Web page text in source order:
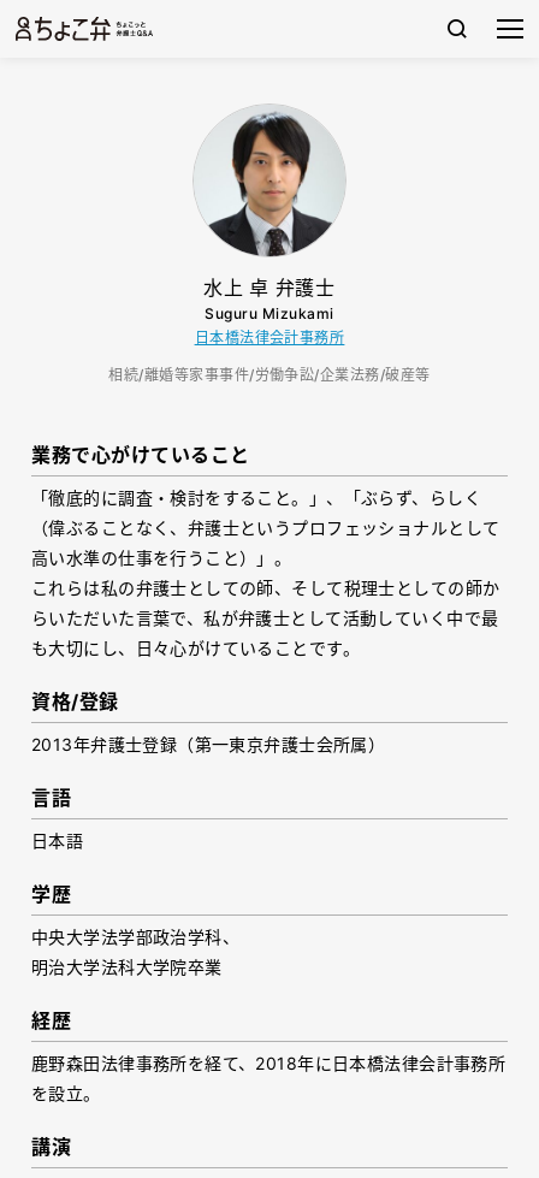
水上 卓 弁護士
Suguru Mizukami
日本橋法律会計事務所
相続/離婚等家事事件/労働争訟/企業法務/破産等
業務で心がけていること
「徹底的に調査・検討をすること。」、「ぶらず、らしく
（偉ぶることなく、弁護士というプロフェッショナルとして
高い水準の仕事を行うこと）」。
これらは私の弁護士としての師、そして税理士としての師か
らいただいた言葉で、私が弁護士として活動していく中で最
も大切にし、日々心がけていることです。
資格/登録
2013年弁護士登録（第一東京弁護士会所属）
言語
日本語
学歴
中央大学法学部政治学科、
明治大学法科大学院卒業
経歴
鹿野森田法律事務所を経て、2018年に日本橋法律会計事務所
を設立。
講演